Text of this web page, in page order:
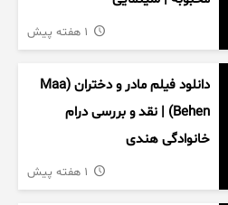
دانلود فیلم مادر و دختران (Maa
Behen) | نقد و بررسی درام
خانوادگی هندی